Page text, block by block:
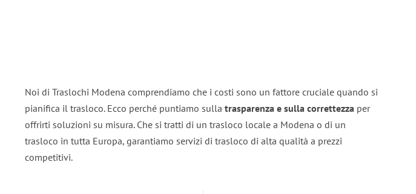
Noi di Traslochi Modena comprendiamo che i costi sono un fattore cruciale quando si
pianifica il trasloco. Ecco perché puntiamo sulla trasparenza e sulla correttezza per
offrirti soluzioni su misura. Che si tratti di un trasloco locale a Modena o di un
trasloco in tutta Europa, garantiamo servizi di trasloco di alta qualità a prezzi
competitivi.